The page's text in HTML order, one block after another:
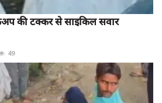
की टक्कर से साइकिल सवार
49